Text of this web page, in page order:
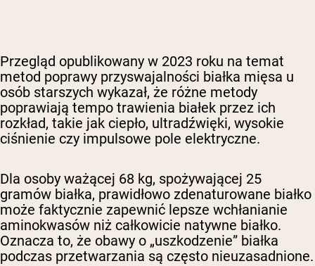
Przegląd opublikowany w 2023 roku na temat
metod poprawy przyswajalności białka mięsa u
osób starszych wykazał, że różne metody
poprawiają tempo trawienia białek przez ich
rozkład, takie jak ciepło, ultradźwięki, wysokie
ciśnienie czy impulsowe pole elektryczne.
Dla osoby ważącej 68 kg, spożywającej 25
gramów białka, prawidłowo zdenaturowane białko
może faktycznie zapewnić lepsze wchłanianie
aminokwasów niż całkowicie natywne białko.
Oznacza to, że obawy o „uszkodzenie” białka
podczas przetwarzania są często nieuzasadnione.